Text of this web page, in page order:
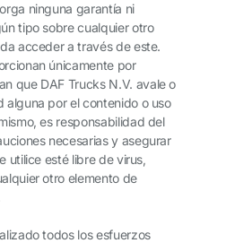
ninguna garantía ni
tipo sobre cualquier otro
acceder a través de este.
únicamente por
que DAF Trucks N.V. avale o
alguna por el contenido o uso
es responsabilidad del
necesarias y asegurar
utilice esté libre de virus,
otro elemento de
todos los esfuerzos